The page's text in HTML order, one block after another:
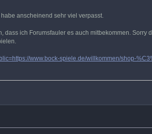
anscheinend sehr viel verpasst.
dass ich Forumsfauler es auch mitbekommen. Sorry
www.bock-spiele.de/willkommen/shop-